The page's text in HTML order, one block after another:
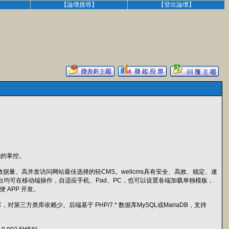
【論壇搜尋】 【登出論壇】
掌控。
量、高并发访问网站最佳选择的轻CMS。wellcms具有安全、高效、稳定、速
可在移动端操作，自适应手机、Pad、PC，也可以设置各端加载单独模板，
APP 开发。
对第三方类库依赖少。后端基于 PHP/7.* 数据库MySQL或MariaDB，支持